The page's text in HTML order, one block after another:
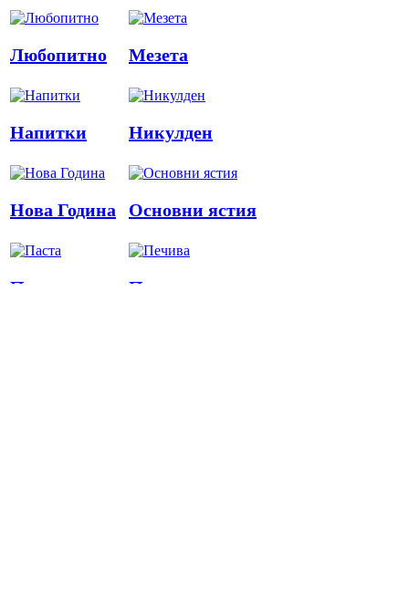
Любопитно Мезета
Напитки Никулден
Нова Година Основни ястия
Паста Печива